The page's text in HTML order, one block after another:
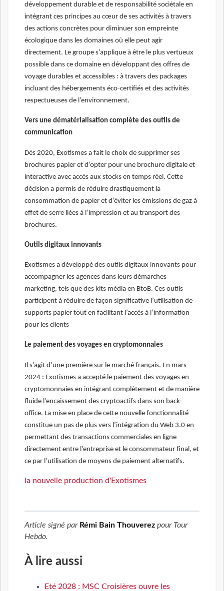
développement durable et de responsabilité sociétale en
intégrant ces principes au cœur de ses activités à travers
des actions concrètes pour diminuer son empreinte
écologique dans les domaines où elle peut agir
directement. Le groupe s’applique à être le plus vertueux
possible dans ce domaine en développant des offres de
voyage durables et accessibles : à travers des packages
incluant des hébergements éco-certifiés et des activités
respectueuses de l’environnement.
Vers une dématérialisation complète des outils de
communication
Dès 2020, Exotismes a fait le choix de supprimer ses
brochures papier et d’opter pour une brochure digitale et
interactive avec accès aux stocks en temps réel. Cette
décision a permis de réduire drastiquement la
consommation de papier et d’éviter les émissions de gaz à
effet de serre liées à l’impression et au transport des
brochures.
Outils digitaux innovants
Exotismes a développé des outils digitaux innovants pour
accompagner les agences dans leurs démarches
marketing, tels que des kits média en BtoB. Ces outils
participent à réduire de façon significative l’utilisation de
supports papier tout en facilitant l’accès à l’information
pour les clients
Le paiement des voyages en cryptomonnaies
Il s’agit d’une première sur le marché français. En mars
2024 : Exotismes a accepté le paiement des voyages en
cryptomonnaies en intégrant complètement et de manière
fluide l’encaissement des cryptoactifs dans son back-
office. La mise en place de cette nouvelle fonctionnalité
constitue un pas de plus vers l’intégration du Web 3.0 en
permettant des transactions commerciales en ligne
directement entre l’entreprise et le consommateur final, et
ce par l’utilisation de moyens de paiement alternatifs.
la nouvelle production d'Exotismes
Article signé par Rémi Bain Thouverez pour Tour
Hebdo.
À lire aussi
Eté 2028 : MSC Croisières ouvre les